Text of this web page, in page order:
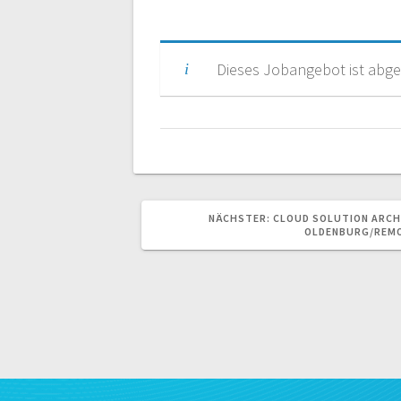
Dieses Jobangebot ist
NÄCHSTER: NÄCHSTER
BEITRAG:
CLOUD SOLUTION
OLDENBURG/